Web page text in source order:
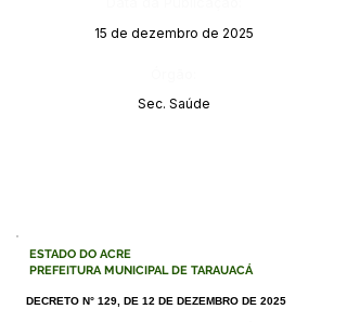
15 de dezembro de 2025
Sec. Saúde
ESTADO DO ACRE
PREFEITURA MUNICIPAL DE TARAUACÁ
DECRETO N° 129, DE 12 DE DEZEMBRO DE 2025